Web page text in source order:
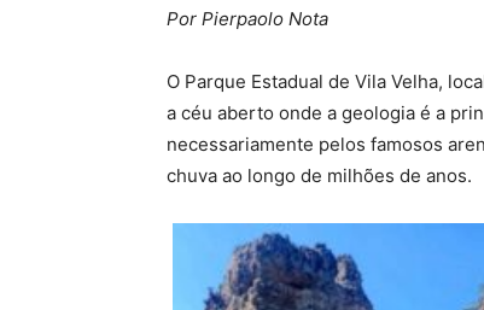
Por Pierpaolo Nota
O Parque Estadual de Vila Velha,
a céu aberto onde a geologia é a
necessariamente pelos famosos
chuva ao longo de milhões de anos.